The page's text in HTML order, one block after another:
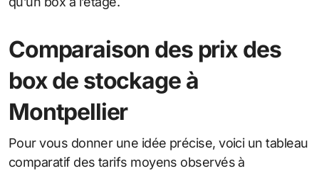
Comparaison des prix des
box de stockage à
Montpellier
Pour vous donner une idée précise, voici un tableau
comparatif des tarifs moyens observés à